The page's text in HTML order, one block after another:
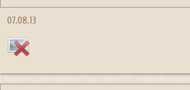
07.08.13